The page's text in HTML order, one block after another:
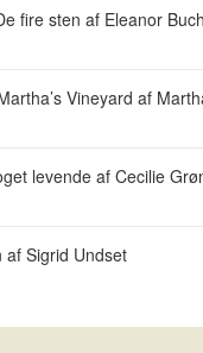
fire sten af Eleanor
Vineyard af
levende af Cecilie
af Sigrid Undset